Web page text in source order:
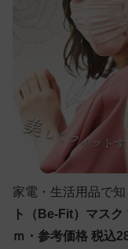
家電・生活用品で知
ト（Be-Fit）マス
ｍ・参考価格 税込